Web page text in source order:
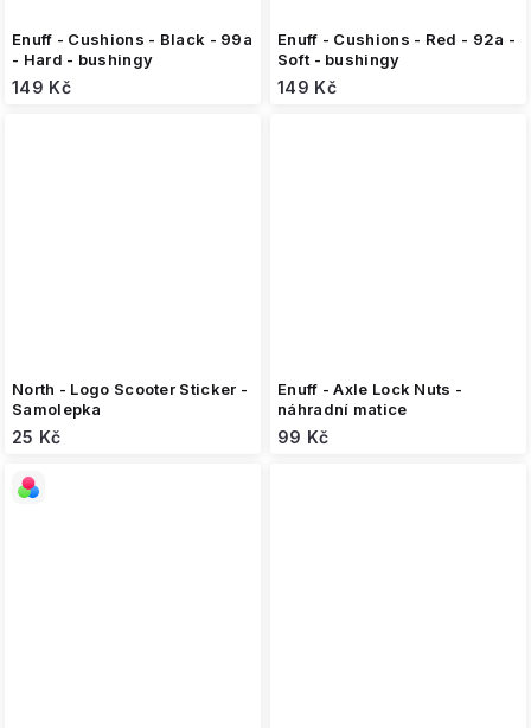
Enuff - Cushions - Black - 99a
- Hard - bushingy
149 Kč
Enuff - Cushions - Red - 92a -
Soft - bushingy
149 Kč
North - Logo Scooter Sticker -
Samolepka
25 Kč
Enuff - Axle Lock Nuts -
náhradní matice
99 Kč